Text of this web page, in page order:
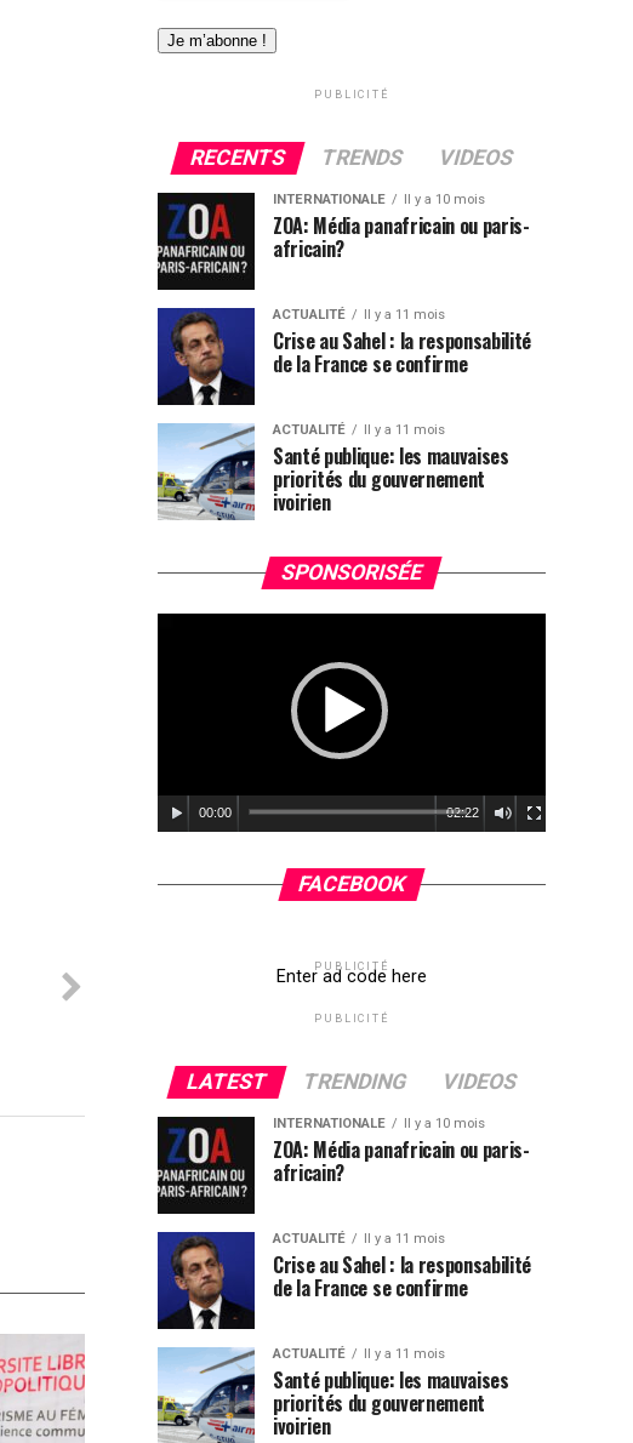
PUBLICITÉ
RECENTS TRENDS VIDEOS
INTERNATIONALE Il y a 10 mois
ZOA: Média panafricain ou paris-
africain?
ACTUALITÉ Il y a 11 mois
Crise au Sahel : la responsabilité
de la France se confirme
ACTUALITÉ Il y a 11 mois
Santé publique: les mauvaises
priorités du gouvernement
ivoirien
SPONSORISÉE
vidéo
00:00 02:22
FACEBOOK
PUBLICITÉ
Enter ad code here
PUBLICITÉ
LATEST TRENDING VIDEOS
INTERNATIONALE Il y a 10 mois
ZOA: Média panafricain ou paris-
africain?
ACTUALITÉ Il y a 11 mois
Crise au Sahel : la responsabilité
de la France se confirme
ACTUALITÉ Il y a 11 mois
Santé publique: les mauvaises
priorités du gouvernement
ivoirien